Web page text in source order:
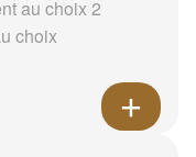
au choix 2
choix